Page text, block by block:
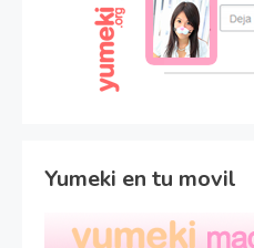
Yumeki en tu movil